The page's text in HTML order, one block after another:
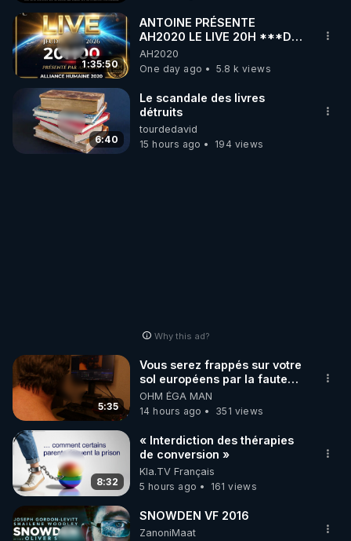
1:35:50
ANTOINE PRÉSENTE
AH2020 LE LIVE 20H ***DU
06/08/2026***
AH2020
One day ago
5.8 k views
6:40
Le scandale des livres
détruits
tourdedavid
15 hours ago
194 views
Why this ad?
5:35
Vous serez frappés sur votre
sol européens par la faute
des dirigeants qui s'en
mettent dans le nez
OHM ÉGA MAN
14 hours ago
351 views
8:32
« Interdiction des thérapies
de conversion »
Kla.TV Français
5 hours ago
161 views
SNOWDEN VF 2016
ZanoniMaat